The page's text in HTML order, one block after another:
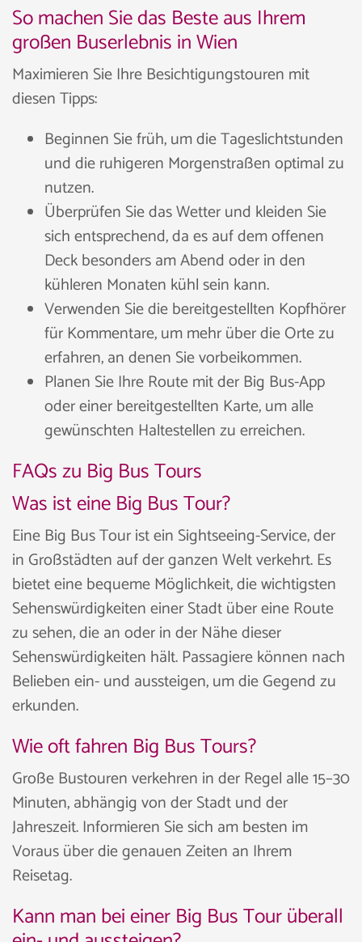
So machen Sie das Beste aus Ihrem
großen Buserlebnis in Wien
Maximieren Sie Ihre Besichtigungstouren mit
diesen Tipps:
Beginnen Sie früh, um die Tageslichtstunden
und die ruhigeren Morgenstraßen optimal zu
nutzen.
Überprüfen Sie das Wetter und kleiden Sie
sich entsprechend, da es auf dem offenen
Deck besonders am Abend oder in den
kühleren Monaten kühl sein kann.
Verwenden Sie die bereitgestellten Kopfhörer
für Kommentare, um mehr über die Orte zu
erfahren, an denen Sie vorbeikommen.
Planen Sie Ihre Route mit der Big Bus-App
oder einer bereitgestellten Karte, um alle
gewünschten Haltestellen zu erreichen.
FAQs zu Big Bus Tours
Was ist eine Big Bus Tour?
Eine Big Bus Tour ist ein Sightseeing-Service, der
in Großstädten auf der ganzen Welt verkehrt. Es
bietet eine bequeme Möglichkeit, die wichtigsten
Sehenswürdigkeiten einer Stadt über eine Route
zu sehen, die an oder in der Nähe dieser
Sehenswürdigkeiten hält. Passagiere können nach
Belieben ein- und aussteigen, um die Gegend zu
erkunden.
Wie oft fahren Big Bus Tours?
Große Bustouren verkehren in der Regel alle 15–30
Minuten, abhängig von der Stadt und der
Jahreszeit. Informieren Sie sich am besten im
Voraus über die genauen Zeiten an Ihrem
Reisetag.
Kann man bei einer Big Bus Tour überall